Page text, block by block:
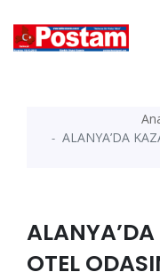
ALANYA’DA
OTEL